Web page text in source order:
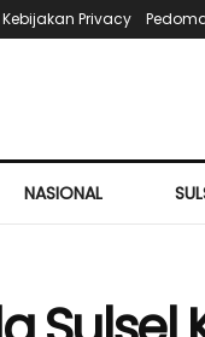
Kebijakan Privacy
NASIONAL